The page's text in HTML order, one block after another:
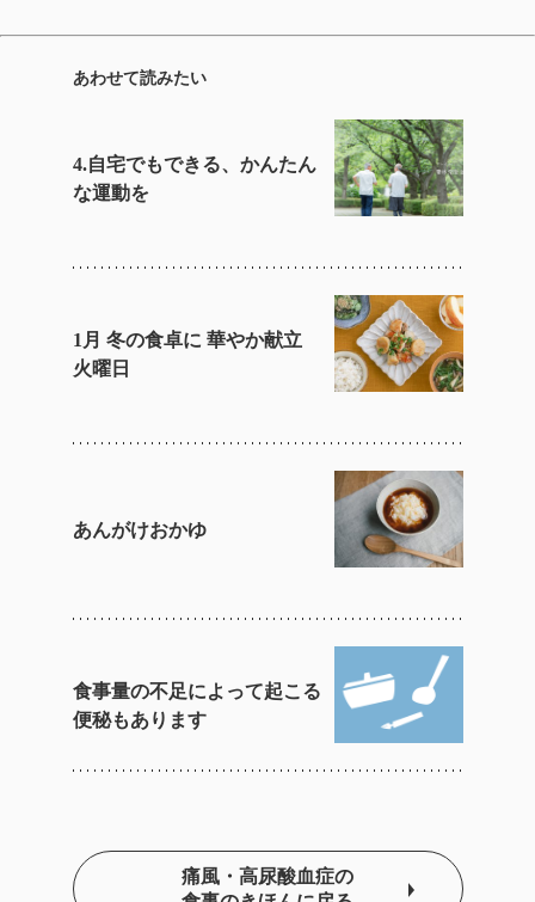
あわせて読みたい
4.自宅でもできる、かんたん
な運動を
1月 冬の食卓に 華やか献立
火曜日
あんがけおかゆ
食事量の不足によって起こる
便秘もあります
痛風・高尿酸血症の